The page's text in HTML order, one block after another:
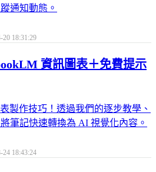
通知動態。
20 18:31:29
資訊圖表＋免費提示
製作技巧！透過我們的逐步教學、
筆記快速轉換為 AI 視覺化內容。
24 18:43:24